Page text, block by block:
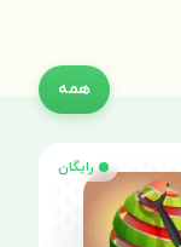
همه
رایگان